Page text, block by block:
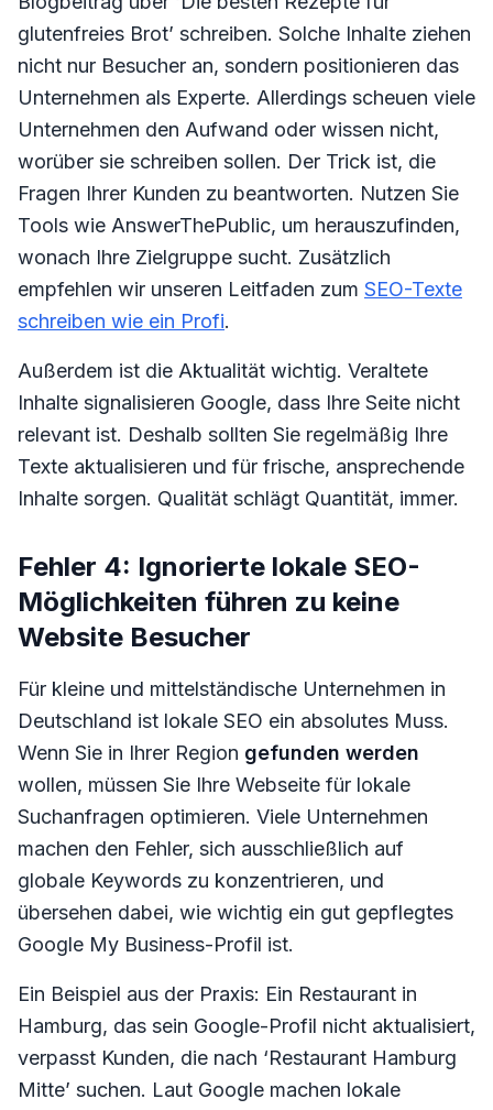
glutenfreies Brot’ schreiben. Solche Inhalte ziehen
nicht nur Besucher an, sondern positionieren das
Unternehmen als Experte. Allerdings scheuen viele
Unternehmen den Aufwand oder wissen nicht,
worüber sie schreiben sollen. Der Trick ist, die
Fragen Ihrer Kunden zu beantworten. Nutzen Sie
Tools wie AnswerThePublic, um herauszufinden,
wonach Ihre Zielgruppe sucht. Zusätzlich
empfehlen wir unseren Leitfaden zum SEO-Texte
schreiben wie ein Profi.
Außerdem ist die Aktualität wichtig. Veraltete
Inhalte signalisieren Google, dass Ihre Seite nicht
relevant ist. Deshalb sollten Sie regelmäßig Ihre
Texte aktualisieren und für frische, ansprechende
Inhalte sorgen. Qualität schlägt Quantität, immer.
Fehler 4: Ignorierte lokale SEO-
Möglichkeiten führen zu keine
Website Besucher
Für kleine und mittelständische Unternehmen in
Deutschland ist lokale SEO ein absolutes Muss.
Wenn Sie in Ihrer Region gefunden werden
wollen, müssen Sie Ihre Webseite für lokale
Suchanfragen optimieren. Viele Unternehmen
machen den Fehler, sich ausschließlich auf
globale Keywords zu konzentrieren, und
übersehen dabei, wie wichtig ein gut gepflegtes
Google My Business-Profil ist.
Ein Beispiel aus der Praxis: Ein Restaurant in
Hamburg, das sein Google-Profil nicht aktualisiert,
verpasst Kunden, die nach ‘Restaurant Hamburg
Mitte’ suchen. Laut Google machen lokale